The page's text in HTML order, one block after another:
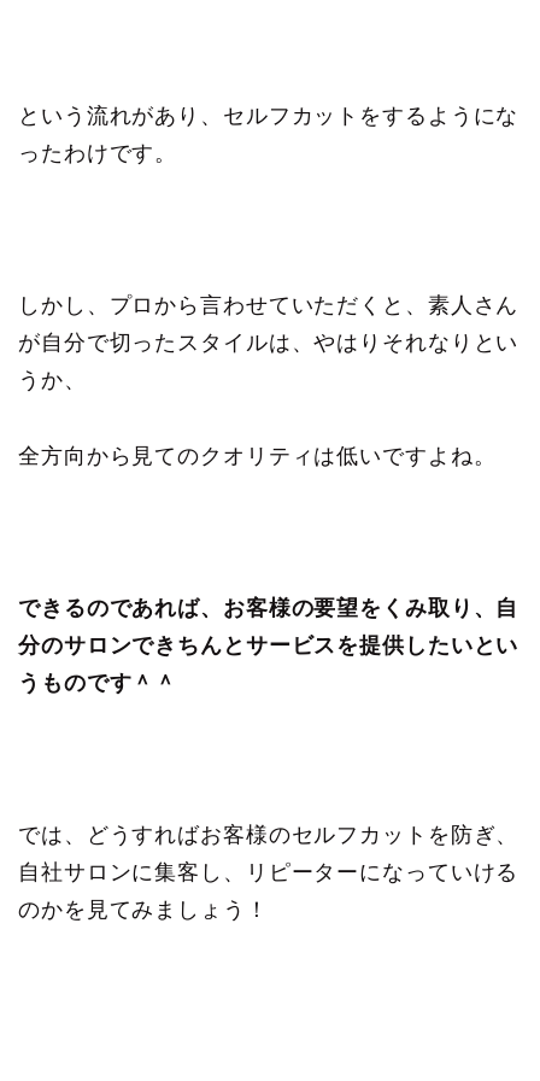
という流れがあり、セルフカットをするようにな
ったわけです。
しかし、プロから言わせていただくと、素人さん
が自分で切ったスタイルは、やはりそれなりとい
うか、
全方向から見てのクオリティは低いですよね。
できるのであれば、お客様の要望をくみ取り、自
分のサロンできちんとサービスを提供したいとい
うものです＾＾
では、どうすればお客様のセルフカットを防ぎ、
自社サロンに集客し、リピーターになっていける
のかを見てみましょう！